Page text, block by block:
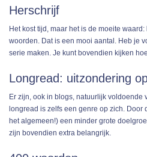
Herschrijf
Het kost tijd, maar het is de moeite
woorden. Dat is een mooi aantal. Heb je
serie maken. Je kunt bovendien kijken
Longread: uitzondering
Er zijn, ook in blogs, natuurlijk
longread is zelfs een genre op zich.
het algemeen!) een minder grote
zijn bovendien extra belangrijk.